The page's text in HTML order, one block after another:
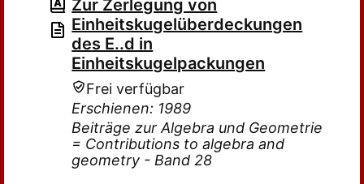
Zur Zerlegung von
Einheitskugelüberdeckungen
des E..d in
Einheitskugelpackungen
Frei verfügbar
Erschienen: 1989
Beiträge zur Algebra und Geometrie
= Contributions to algebra and
geometry - Band 28